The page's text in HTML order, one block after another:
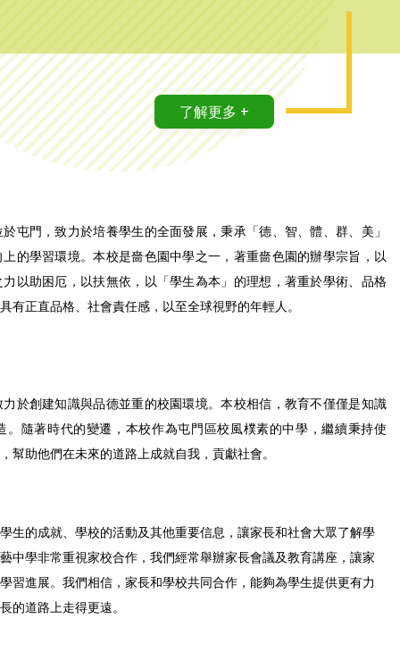
了解更多 +
屯門，致力於培養學生的全面發展，秉承「德、智、體、群、美」
的學習環境。本校是嗇色園中學之一，著重嗇色園的辦學宗旨，以
以助困厄，以扶無依，以「學生為本」的理想，著重於學術、品格
有正直品格、社會責任感，以至全球視野的年輕人。
於創建知識與品德並重的校園環境。本校相信，教育不僅僅是知識
。隨著時代的變遷，本校作為屯門區校風樸素的中學，繼續秉持使
幫助他們在未來的道路上成就自我，貢獻社會。
生的成就、學校的活動及其他重要信息，讓家長和社會大眾了解學
中學非常重視家校合作，我們經常舉辦家長會議及教育講座，讓家
習進展。我們相信，家長和學校共同合作，能夠為學生提供更有力
的道路上走得更遠。